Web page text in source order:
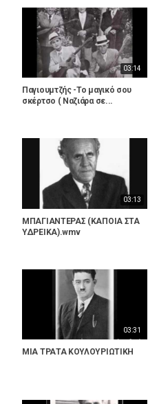
03:14
Παγιουμτζής -Το μαγικό σου
σκέρτσο ( Ναζιάρα σε...
03:13
ΜΠΑΓΙΑΝΤΕΡΑΣ (ΚΑΠΟΙΑ ΣΤΑ
ΥΔΡΕΙΚΑ).wmv
03:31
ΜΙΑ ΤΡΑΤΑ ΚΟΥΛΟΥΡΙΩΤΙΚΗ